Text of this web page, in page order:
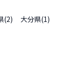
(2) 大分県(1)